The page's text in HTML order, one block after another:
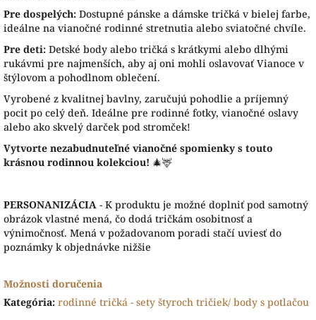
Pre dospelých: Dostupné pánske a dámske tričká v bielej farbe,
ideálne na vianočné rodinné stretnutia alebo sviatočné chvíle.
Pre deti: Detské body alebo tričká s krátkymi alebo dlhými
rukávmi pre najmenších, aby aj oni mohli oslavovať Vianoce v
štýlovom a pohodlnom oblečení.
Vyrobené z kvalitnej bavlny, zaručujú pohodlie a príjemný
pocit po celý deň. Ideálne pre rodinné fotky, vianočné oslavy
alebo ako skvelý darček pod stromček!
Vytvorte nezabudnuteľné vianočné spomienky s touto
krásnou rodinnou kolekciou! 🎄🦌
PERSONANIZÁCIA - K produktu je možné doplniť pod samotný
obrázok vlastné mená, čo dodá tričkám osobitnosť a
výnimočnosť. Mená v požadovanom poradi stačí uviesť do
poznámky k objednávke nižšie
Možnosti doručenia
Kategória: rodinné tričká - sety štyroch tričiek/ body s potlačou